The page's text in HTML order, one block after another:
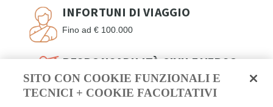
INFORTUNI DI VIAGGIO
Fino ad € 100.000
RESPONSABILITÀ CIVILE VERSO
TERZI
per danni a persone fino a € 100.000, per danni
SITO CON COOKIE FUNZIONALI E
TECNICI + COOKIE FACOLTATIVI